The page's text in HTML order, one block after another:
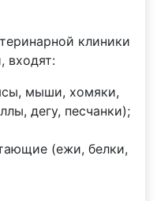
клиники
входят:
мыши, хомяки,
дегу, песчанки);
(ежи, белки,